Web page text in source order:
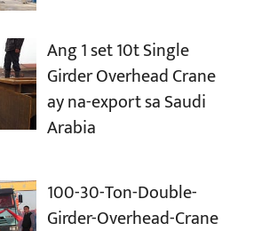
Ang 1 set 10t Single
Girder Overhead Crane
ay na-export sa Saudi
Arabia
100-30-Ton-Double-
Girder-Overhead-Crane